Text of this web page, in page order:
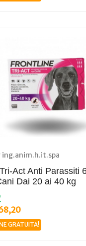
ing.anim.h.it.spa
Act Anti Parassiti
Dai 20 ai 40 kg
GRATUITA!